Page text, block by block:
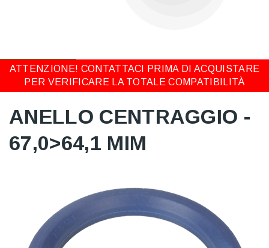
ATTENZIONE! CONTATTACI PRIMA DI ACQUISTARE
PER VERIFICARE LA TOTALE COMPATIBILITÀ
ANELLO CENTRAGGIO -
67,0>64,1 MIM